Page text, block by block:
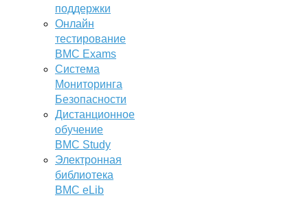
поддержки
Онлайн
тестирование
BMC Exams
Система
Мониторинга
Безопасности
Дистанционное
обучение
BMC Study
Электронная
библиотека
BMC eLib